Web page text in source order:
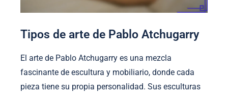
Tipos de arte de Pablo Atchugarry
El arte de Pablo Atchugarry es una mezcla
fascinante de escultura y mobiliario, donde cada
pieza tiene su propia personalidad. Sus esculturas